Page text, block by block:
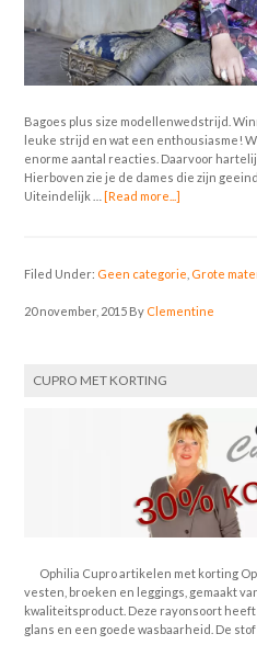
Bagoes plus size modellenwedstrijd.
leuke strijd en wat een enthousiasme!
enorme aantal reacties. Daarvoor
Hierboven zie je de dames die zijn
Uiteindelijk …[Read more...]
Filed Under: Geen categorie Grote
20 november, 2015 By Clementine
CUPRO MET KORTING
Ophilia Cupro artikelen met korting
vesten, broeken en leggings, gemaakt
kwaliteitsproduct. Deze rayonsoort
glans en een goede wasbaarheid. De